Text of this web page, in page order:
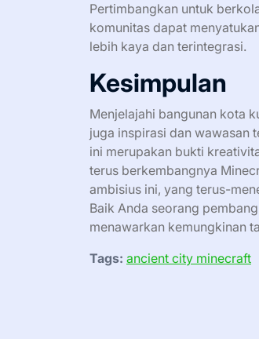
Pertimbangkan untuk
komunitas dapat
lebih kaya dan terintegrasi.
Kesimpulan
Menjelajahi bangunan kota
juga inspirasi dan wawasan
ini merupakan bukti
terus berkembangnya
ambisius ini, yang terus-
Baik Anda seorang
menawarkan kemungkinan
Tags: ancient city minecraft